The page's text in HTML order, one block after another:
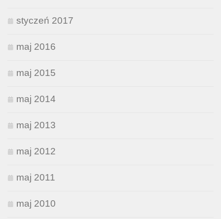
styczeń 2017
maj 2016
maj 2015
maj 2014
maj 2013
maj 2012
maj 2011
maj 2010